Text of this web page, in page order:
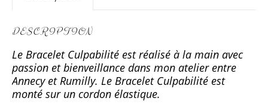
DESCRIPTION
Le Bracelet Culpabilité est réalisé à la main avec
passion et bienveillance dans mon atelier entre
Annecy et Rumilly. Le Bracelet Culpabilité est
monté sur un cordon élastique.